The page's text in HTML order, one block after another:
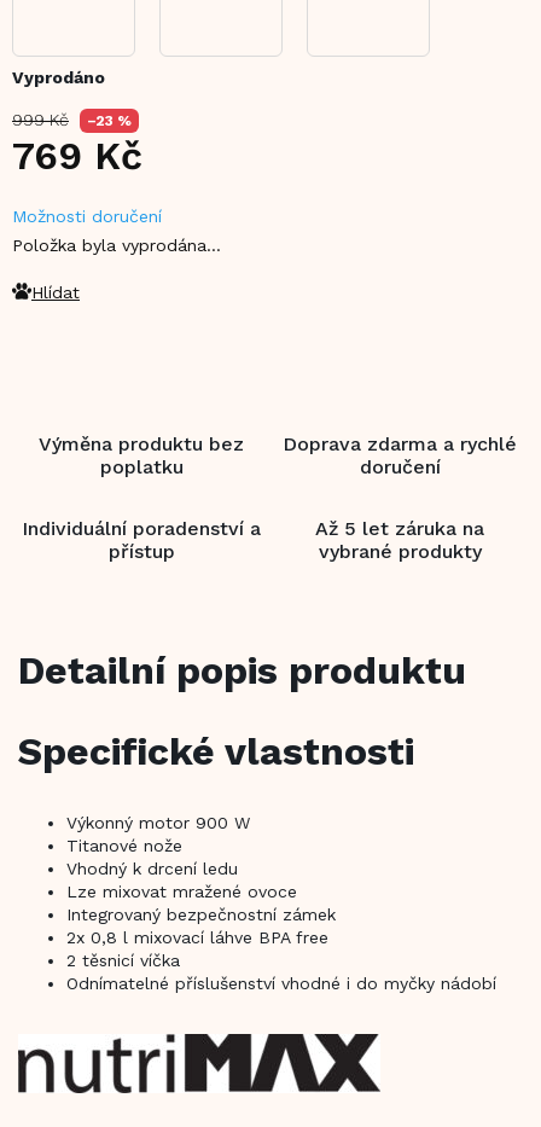
999 Kč –23 %
769 Kč
cena:
Vyprodáno
Možnosti doručení
Položka byla vyprodána…
Hlídat
Výměna produktu bez
poplatku
Doprava zdarma a rychlé
doručení
Individuální poradenství a
přístup
Až 5 let záruka na
vybrané produkty
Detailní popis produktu
Specifické vlastnosti
Výkonný motor 900 W
Titanové nože
Vhodný k drcení ledu
Lze mixovat mražené ovoce
Integrovaný bezpečnostní zámek
2x 0,8 l mixovací láhve BPA free
2 těsnicí víčka
Odnímatelné příslušenství vhodné i do myčky nádobí